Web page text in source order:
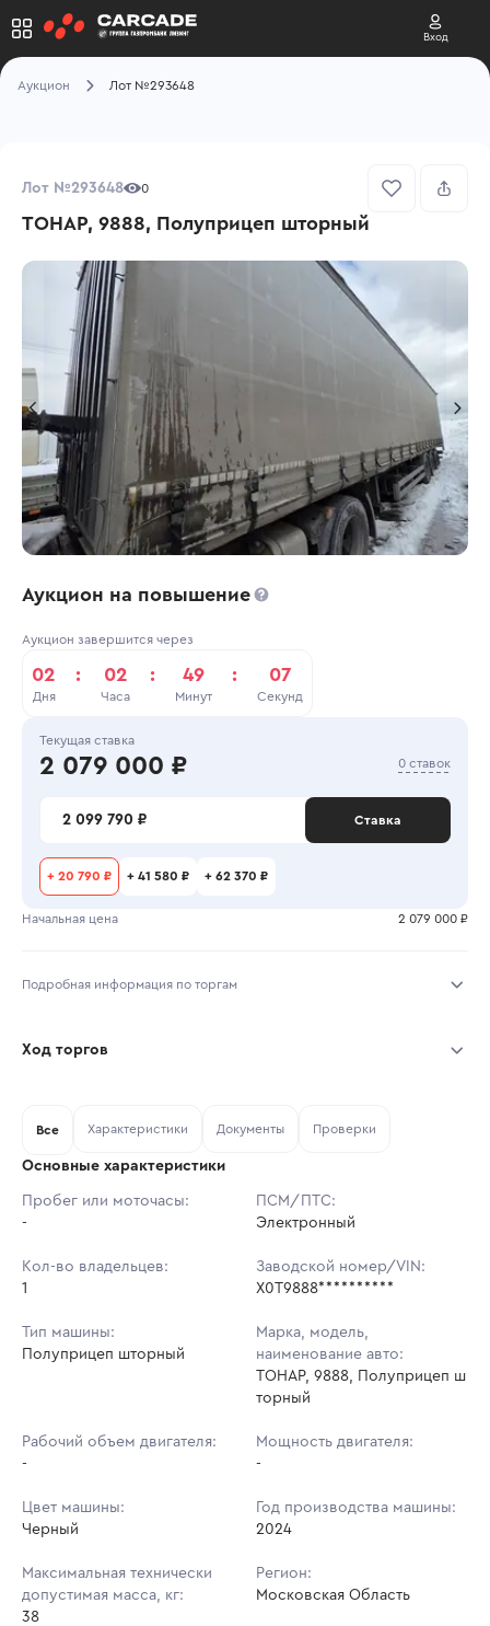
Вход
Аукцион Лот №293648
Лот №293648 0
ТОНАР, 9888, Полуприцеп шторный
Аукцион на повышение
Аукцион завершится через
02
Дня
: 02
Часа
: 49
Минут
: 06
Секунд
Текущая ставка
2 079 000 ₽ 0 ставок
2 099 790 ₽ Ставка
+ 20 790 ₽ + 41 580 ₽ + 62 370 ₽
Начальная цена 2 079 000 ₽
Подробная информация по торгам
Тип аукциона: Открытые торги
Шаг торгов: 20 790 ₽
Кол-во ставок:
Ход торгов
Ставок не найдено
в аукционах
Все Характеристики Документы Проверки
Основные характеристики
Пробег или моточасы:
-
ПСМ/ПТС:
Электронный
Кол-во владельцев:
1
Заводской номер/VIN:
X0T9888**********
Тип машины:
Полуприцеп шторный
Марка, модель,
наименование авто:
ТОНАР, 9888, Полуприцеп ш
торный
Рабочий объем двигателя:
-
Мощность двигателя:
-
Цвет машины:
Черный
Год производства машины:
2024
Максимальная технически
допустимая масса, кг:
38
Регион:
Московская Область